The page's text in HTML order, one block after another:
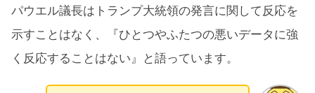
パウエル議長はトランプ大統領の発言に関して反応を
示すことはなく、『ひとつやふたつの悪いデータに強
く反応することはない』と語っています。